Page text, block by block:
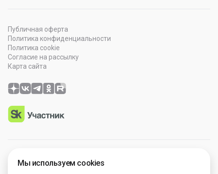
Публичная оферта
Политика конфиденциальности
Политика cookie
Согласие на рассылку
Карта сайта
© 2026 OOO “Просто Гений”. Все права защищены.
Мы используем cookies